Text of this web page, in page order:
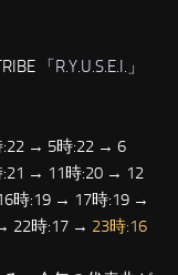
「R.Y.U.S.E.I. 」
→ 5時:22 → 6
→ 11時:20 → 12
時:19 → 17時:19 →
22時:17 → 23時:16